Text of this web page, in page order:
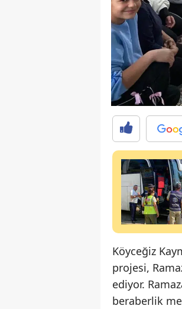
Köyceğiz
projesi,
ediyor.
beraberlik